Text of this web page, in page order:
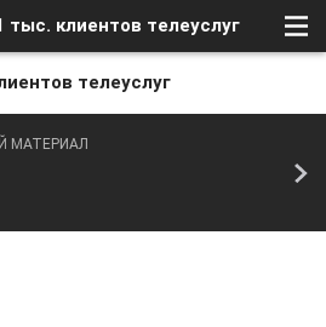
тыс. клиентов телеуслуг
телеуслуг
МАТЕРИАЛ